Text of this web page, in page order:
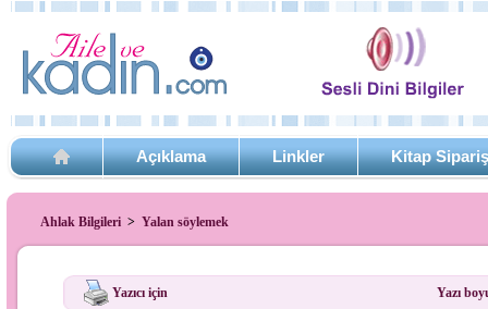
Açıklama Linkler Kitap
Ahlak Bilgileri > Yalan söylemek
Yazıcı için Yazı